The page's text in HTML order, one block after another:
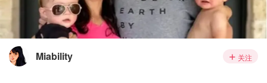
Miability 关注